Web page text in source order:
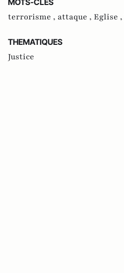
MOTS-CLES
terrorisme , attaque , Eglise ,
THEMATIQUES
Justice